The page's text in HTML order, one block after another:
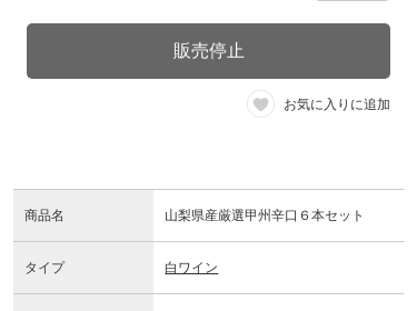
販売停止
お気に入りに追加
商品名 山梨県産厳選甲州辛口６本セット
タイプ 白ワイン